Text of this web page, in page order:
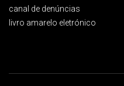
canal de denúncias
livro amarelo eletrónico